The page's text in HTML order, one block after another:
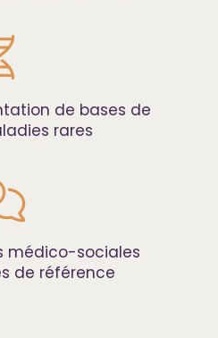
de bases de
rares
médico-sociales
de référence